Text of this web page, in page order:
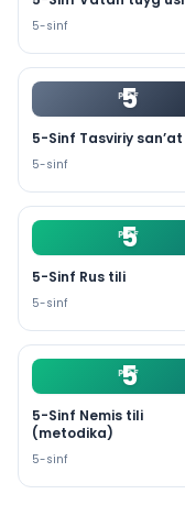
5-sinf
5
PDF
5-Sinf Tasviriy san’at
5-sinf
5
PDF
5-Sinf Rus tili
5-sinf
5
PDF
5-Sinf Nemis tili
(metodika)
5-sinf